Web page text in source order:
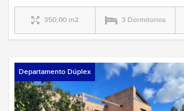
350,00 m2 3 Dormitorios
Departamento Dúplex